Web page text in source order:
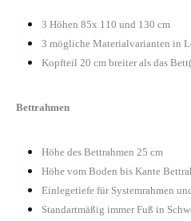
3 Höhen 85x 110 und 130 cm
3 mögliche Materialvarianten in
Kopfteil 20 cm breiter als das
Bettrahmen
Höhe des Bettrahmen 25 cm
Höhe vom Boden bis Kante
Einlegetiefe für Systemrahmen
Standartmäßig immer Fuß in